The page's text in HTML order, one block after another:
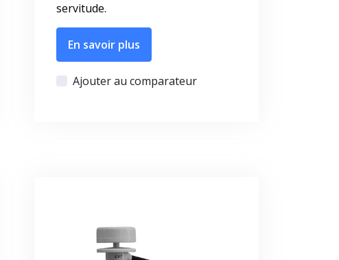
servitude.
En savoir plus
Ajouter au comparateur